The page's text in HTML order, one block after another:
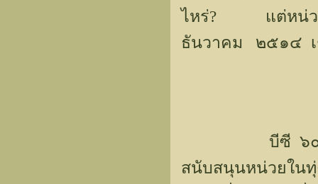
ไหร่? แต่หน่วย
ธันวาคม ๒๕๑๔
บีซี ๖๐๔ และ"
สนับสนุนหน่วยใน